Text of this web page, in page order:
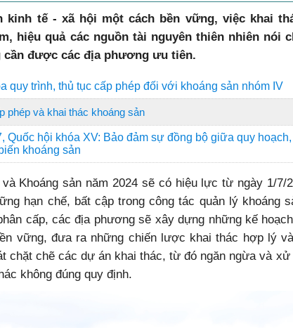
kinh tế - xã hội một cách bền vững, việc khai
hiệu quả các nguồn tài nguyên thiên nhiên nói
cần được các địa phương ưu tiên.
quy trình, thủ tục cấp phép đối với khoáng sản nhóm IV
phép và khai thác khoáng sản
Quốc hội khóa XV: Bảo đảm sự đồng bộ giữa quy
khoáng sản
Khoáng sản năm 2024 sẽ có hiệu lực từ ngày 1/7/
hạn chế, bất cập trong công tác quản lý khoáng
cấp, các địa phương sẽ xây dựng những kế
vững, đưa ra những chiến lược khai thác hợp lý
chặt chẽ các dự án khai thác, từ đó ngăn ngừa và
không đúng quy định.